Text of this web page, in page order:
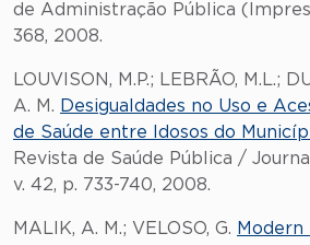
de Administração Pública
368, 2008.
LOUVISON, M.P.; LEBRÃO, M.L.;
A. M. Desigualdades no Uso e
de Saúde entre Idosos do
Revista de Saúde Pública /
v. 42, p. 733-740, 2008.
MALIK, A. M.; VELOSO, G. Modern